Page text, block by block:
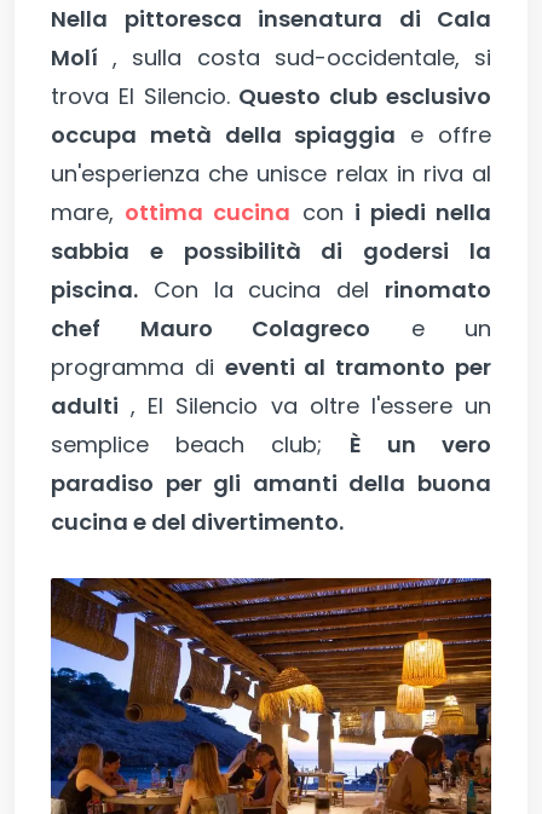
Nella pittoresca insenatura di Cala
Molí , sulla costa sud-occidentale, si
trova El Silencio. Questo club esclusivo
occupa metà della spiaggia e offre
un'esperienza che unisce relax in riva al
mare, ottima cucina con i piedi nella
sabbia e possibilità di godersi la
piscina. Con la cucina del rinomato
chef Mauro Colagreco e un
programma di eventi al tramonto per
adulti , El Silencio va oltre l'essere un
semplice beach club; È un vero
paradiso per gli amanti della buona
cucina e del divertimento.